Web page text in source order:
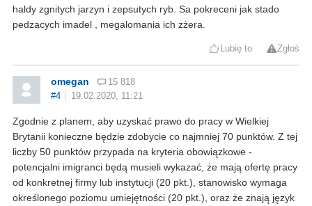
haldy zgnitych jarzyn i zepsutych ryb. Sa pokreceni jak stado
pedzacych imadel , megalomania ich zżera.
Lubię to Zgłoś
omegan
15 818
#4
19.02.2020, 11:21
Zgodnie z planem, aby uzyskać prawo do pracy w Wielkiej
Brytanii konieczne będzie zdobycie co najmniej 70 punktów. Z tej
liczby 50 punktów przypada na kryteria obowiązkowe -
potencjalni imigranci będą musieli wykazać, że mają ofertę pracy
od konkretnej firmy lub instytucji (20 pkt.), stanowisko wymaga
określonego poziomu umiejętności (20 pkt.), oraz że znają język